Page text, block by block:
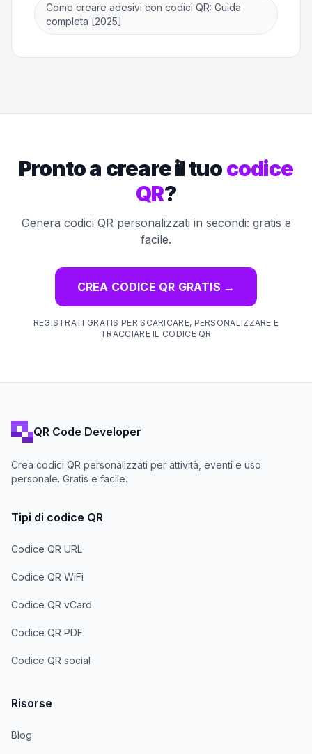
Come creare adesivi con codici QR: Guida
completa [2025]
Pronto a creare il tuocodice
QR?
Genera codici QR personalizzati in secondi: gratis e
facile.
CREA CODICE QR GRATIS →
REGISTRATI GRATIS PER SCARICARE, PERSONALIZZARE E
TRACCIARE IL CODICE QR
QR Code Developer
Crea codici QR personalizzati per attività, eventi e uso
personale. Gratis e facile.
Tipi di codice QR
Codice QR URL
Codice QR WiFi
Codice QR vCard
Codice QR PDF
Codice QR social
Risorse
Blog